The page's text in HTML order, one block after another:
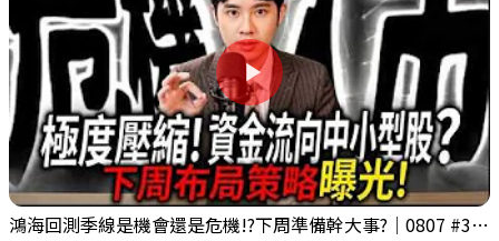
鴻海回測季線是機會還是危機!?下周準備幹大事?｜0807 #3661 #2317 #2317鴻海